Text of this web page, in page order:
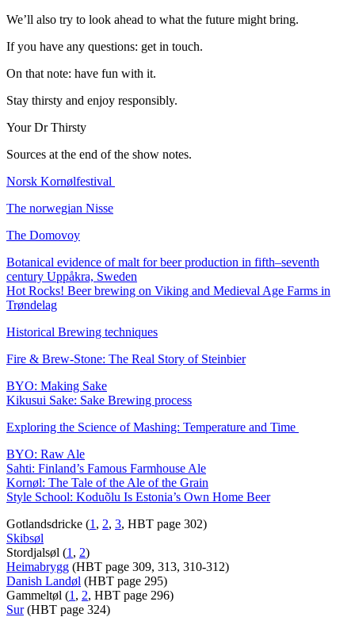
We’ll also try to look ahead to what the future might bring.
If you have any questions: get in touch.
On that note: have fun with it.
Stay thirsty and enjoy responsibly.
Your Dr Thirsty
Sources at the end of the show notes.
Norsk Kornølfestival
The norwegian Nisse
The Domovoy
Botanical evidence of malt for beer production in fifth–seventh
century Uppåkra, Sweden
Hot Rocks! Beer brewing on Viking and Medieval Age Farms in
Trøndelag
Historical Brewing techniques
Fire & Brew-Stone: The Real Story of Steinbier
BYO: Making Sake
Kikusui Sake: Sake Brewing process
Exploring the Science of Mashing: Temperature and Time
BYO: Raw Ale
Sahti: Finland’s Famous Farmhouse Ale
Kornøl: The Tale of the Ale of the Grain
Style School: Koduõlu Is Estonia’s Own Home Beer
Gotlandsdricke (1 , 2, 3, HBT page 302)
Skibsøl
Stordjalsøl (1 , 2)
Heimabrygg (HBT page 309, 313, 310-312)
Danish Landøl (HBT page 295)
Gammeltøl (1 , 2, HBT page 296)
Sur(HBT page 324)